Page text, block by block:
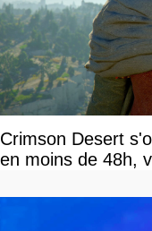
Crimson Desert
en moins de 48h,